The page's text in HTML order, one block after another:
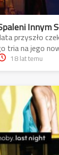
Innym
przyszło
tria na jego
18 lat temu